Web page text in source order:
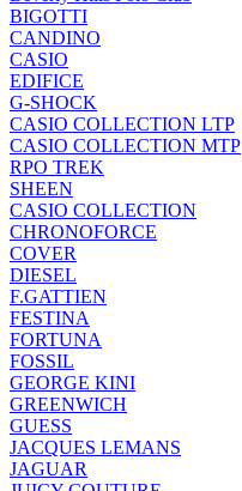
BIGOTTI
CANDINO
CASIO
EDIFICE
G-SHOCK
CASIO COLLECTION LTP
CASIO COLLECTION MTP
RPO TREK
SHEEN
CASIO COLLECTION
CHRONOFORCE
COVER
DIESEL
F.GATTIEN
FESTINA
FORTUNA
FOSSIL
GEORGE KINI
GREENWICH
GUESS
JACQUES LEMANS
JAGUAR